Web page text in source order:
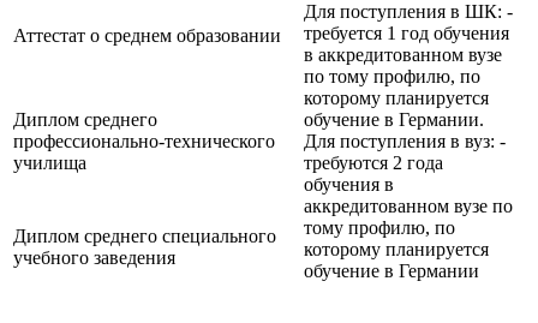
Аттестат о среднем образовании
Для поступления в ШК: -
требуется 1 год обучения
в аккредитованном вузе
по тому профилю, по
которому планируется
обучение в Германии.
Для поступления в вуз: -
требуются 2 года
обучения в
аккредитованном вузе по
тому профилю, по
которому планируется
обучение в Германии
Диплом среднего
профессионально-технического
училища
Диплом среднего специального
учебного заведения